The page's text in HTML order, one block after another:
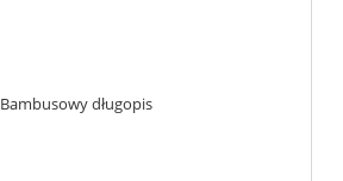
Bambusowy długopis